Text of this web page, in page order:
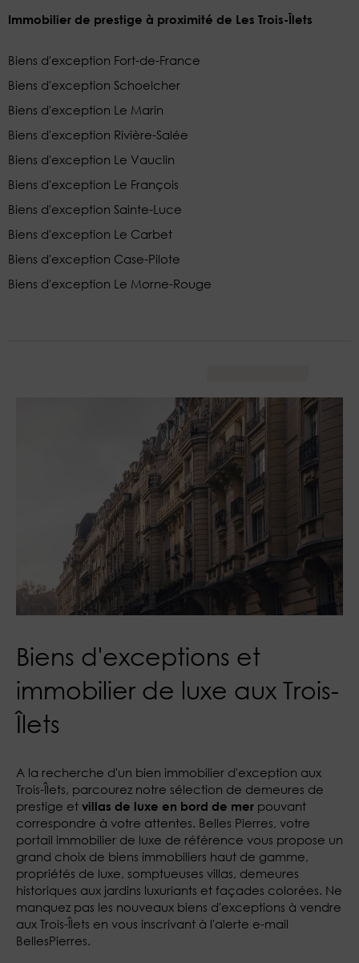
Immobilier de prestige à proximité de Les Trois-Îlets
Biens d'exception Fort-de-France
Biens d'exception Schoelcher
Biens d'exception Le Marin
Biens d'exception Rivière-Salée
Biens d'exception Le Vauclin
Biens d'exception Le François
Biens d'exception Sainte-Luce
Biens d'exception Le Carbet
Biens d'exception Case-Pilote
Biens d'exception Le Morne-Rouge
Biens d'exceptions et
immobilier de luxe aux Trois-
Îlets
A la recherche d'un bien immobilier d'exception aux
Trois-Îlets, parcourez notre sélection de demeures de
prestige et villas de luxe en bord de mer pouvant
correspondre à votre attentes. Belles Pierres, votre
portail immobilier de luxe de référence vous propose un
grand choix de biens immobiliers haut de gamme,
propriétés de luxe, somptueuses villas, demeures
historiques aux jardins luxuriants et façades colorées. Ne
manquez pas les nouveaux biens d'exceptions à vendre
aux Trois-Îlets en vous inscrivant à l'alerte e-mail
BellesPierres.